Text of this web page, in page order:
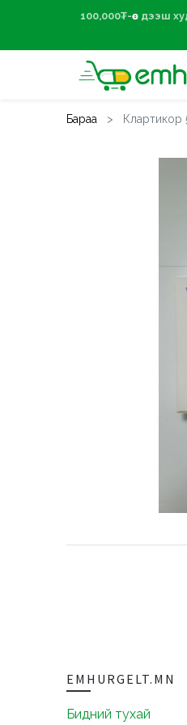
Бараа
EMHURGELT.MN
Бидний тухай